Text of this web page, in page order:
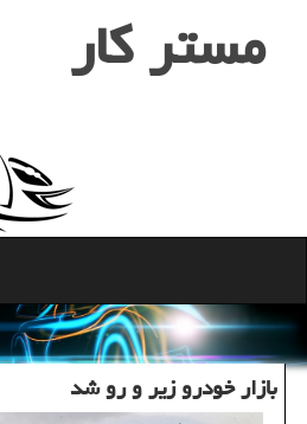
مستر كار
بازار خودرو زیر و رو شد